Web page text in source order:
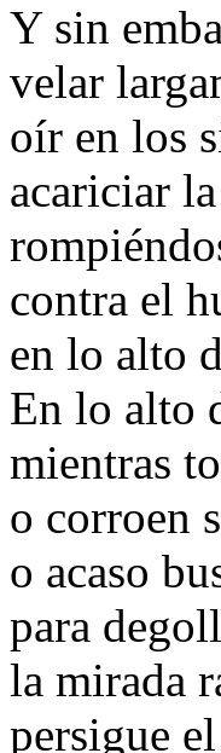
Y sin
velar
oír en los
acariciar
contra el
en lo alto
En lo alto
mientras
o corroen
o acaso
para
la mirada
persigue